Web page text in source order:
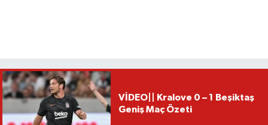
VİDEO|| Kralove 0 – 1 Beşiktaş
Geniş Maç Özeti